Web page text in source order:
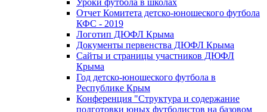
Уроки футбола в школах
Отчет Комитета детско-юношеского футбола
КФС - 2019
Логотип ДЮФЛ Крыма
Документы первенства ДЮФЛ Крыма
Сайты и страницы участников ДЮФЛ
Крыма
Год детско-юношеского футбола в
Республике Крым
Конференция "Структура и содержание
подготовки юных футболистов на базовом